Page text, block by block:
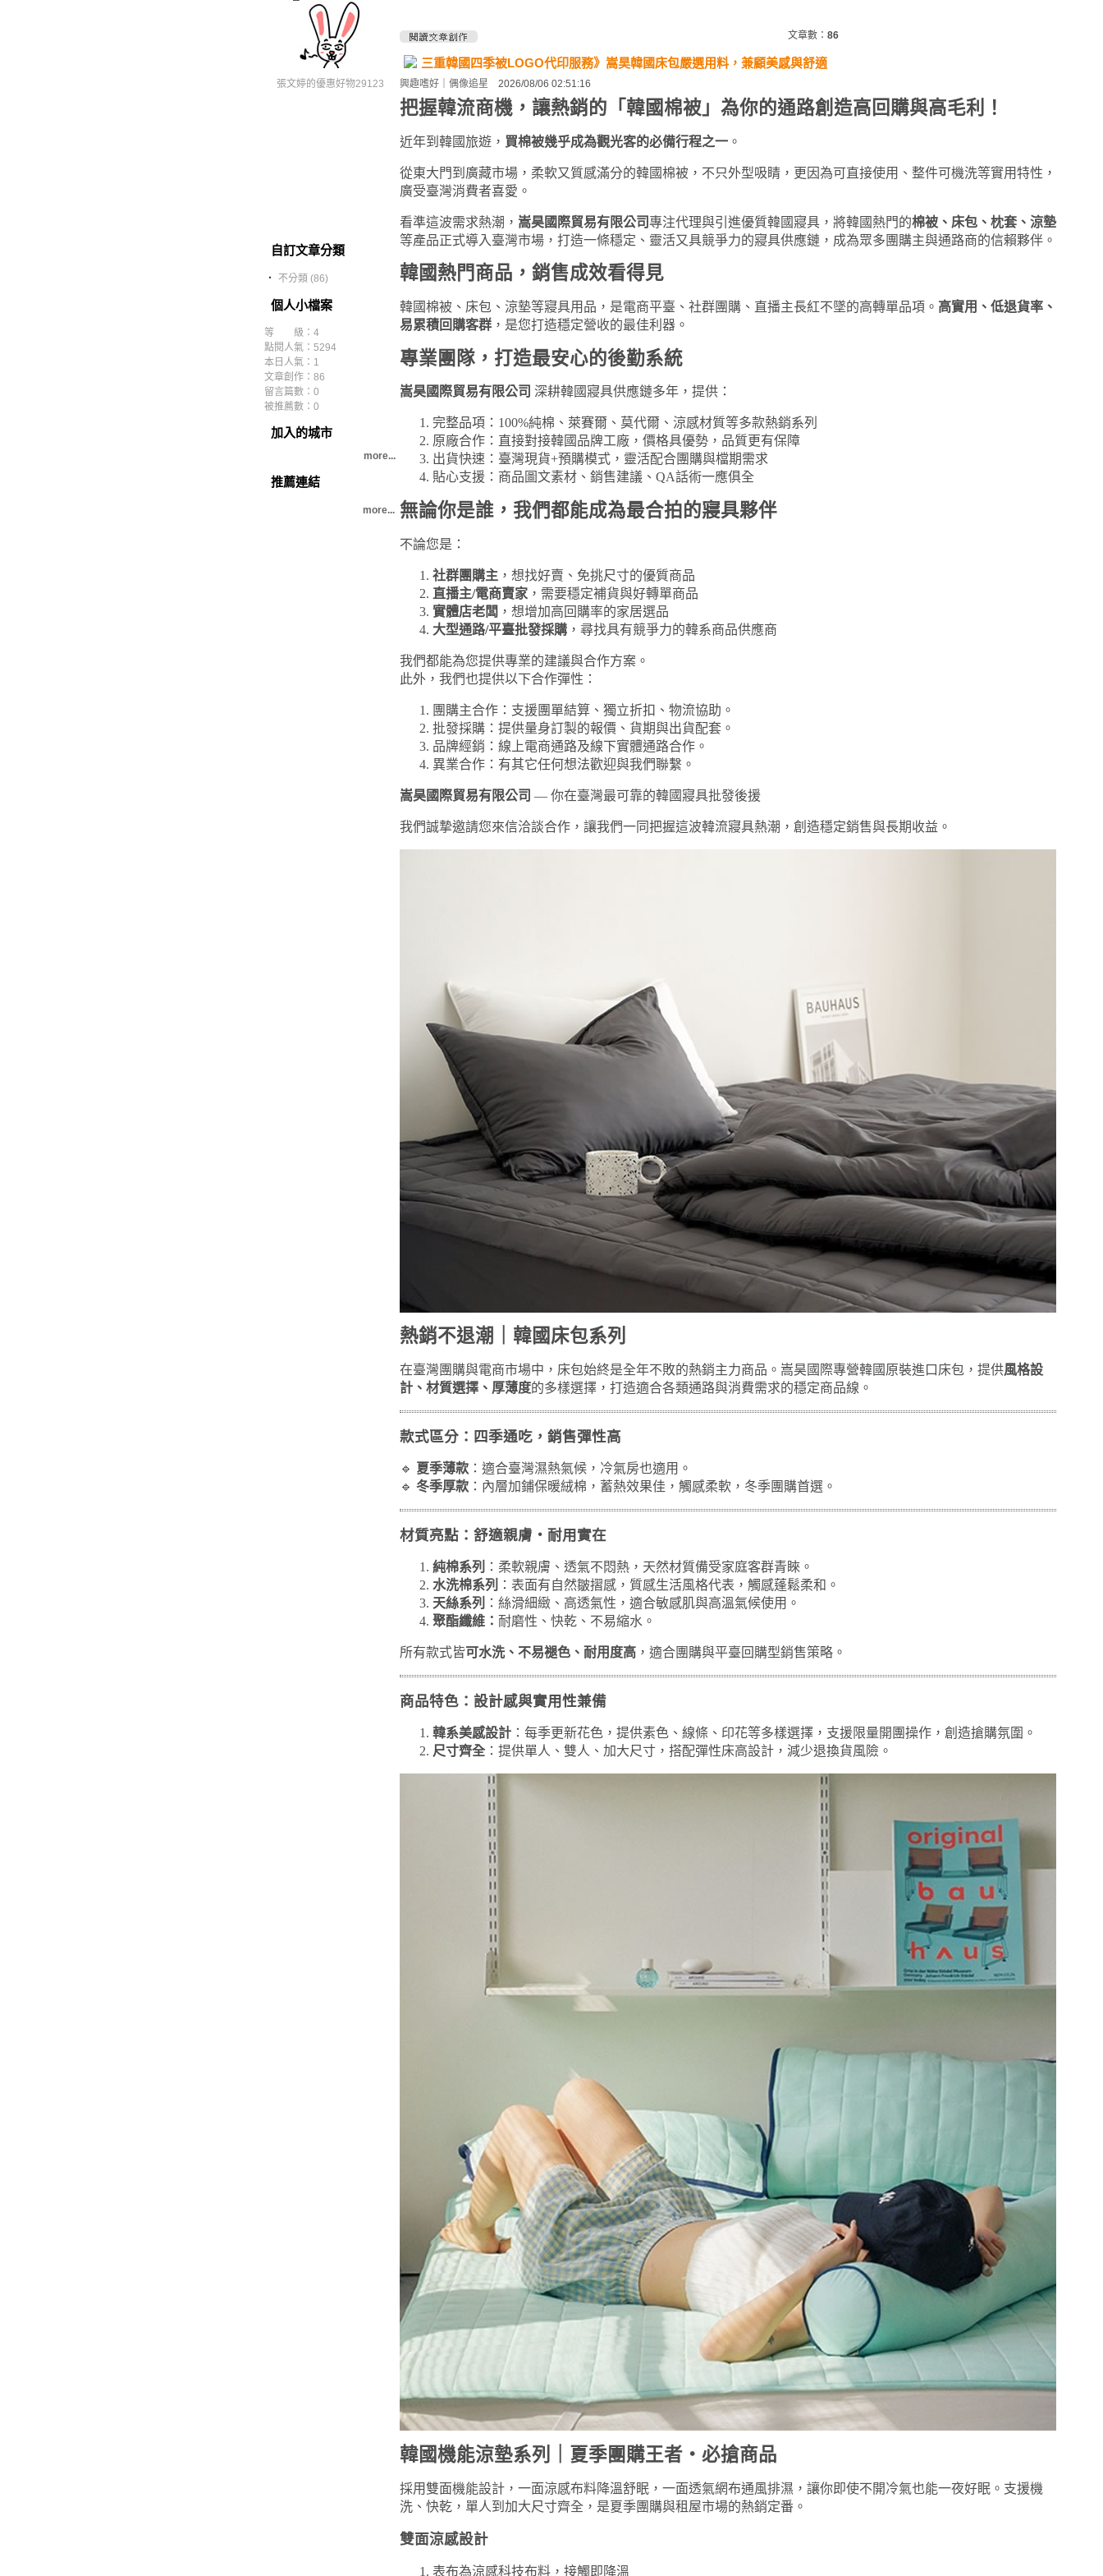
張文婷的優惠好物29123
自訂文章分類
‧ 不分類 (86)
個人小檔案
等 級：4
點閱人氣：5294
本日人氣：1
文章創作：86
留言篇數：0
被推薦數： 0
加入的城市
more...
推薦連結
more...
文章數： 86
三重韓國四季被LOGO代印服務》嵩昊韓國床包嚴選用料，兼顧美感與舒適
興趣嗜好 偶像追星 2026/08/06 02:51:16
把握韓流商機，讓熱銷的「韓國棉被」為你的通路創造高回購與高毛利！
近年到韓國旅遊， 買棉被幾乎成為觀光客的必備行程之一 。
從東大門到廣藏市場，柔軟又質感滿分的韓國棉被，不只外型吸睛，更因為可直接使用、整件可機洗等實用特性，
廣受臺灣消費者喜愛。
看準這波需求熱潮， 嵩昊國際貿易有限公司專注代理與引進優質韓國寢具，將韓國熱門的棉被、床包、枕套、涼墊
等產品正式導入臺灣市場，打造一條穩定、靈活又具競爭力的寢具供應鏈，成為眾多團購主與通路商的信賴夥伴。
韓國熱門商品，銷售成效看得見
韓國棉被、床包、涼墊等寢具用品，是電商平臺、社群團購、直播主長紅不墜的高轉單品項。 高實用、低退貨率、
易累積回購客群 ，是您打造穩定營收的最佳利器。
專業團隊，打造最安心的後勤系統
嵩昊國際貿易有限公司 深耕韓國寢具供應鏈多年，提供：
完整品項：100%純棉、萊賽爾、莫代爾、涼感材質等多款熱銷系列
原廠合作：直接對接韓國品牌工廠，價格具優勢，品質更有保障
出貨快速：臺灣現貨+預購模式，靈活配合團購與檔期需求
貼心支援：商品圖文素材、銷售建議、QA話術一應俱全
無論你是誰，我們都能成為最合拍的寢具夥伴
不論您是：
社群團購主 ，想找好賣、免挑尺寸的優質商品
直播主/電商賣家 ，需要穩定補貨與好轉單商品
實體店老闆 ，想增加高回購率的家居選品
大型通路/平臺批發採購 ，尋找具有競爭力的韓系商品供應商
我們都能為您提供專業的建議與合作方案。
此外，我們也提供以下合作彈性：
團購主合作：支援團單結算、獨立折扣、物流協助。
批發採購：提供量身訂製的報價、貨期與出貨配套。
品牌經銷：線上電商通路及線下實體通路合作。
異業合作：有其它任何想法歡迎與我們聯繫。
嵩昊國際貿易有限公司 — 你在臺灣最可靠的韓國寢具批發後援
我們誠摯邀請您來信洽談合作，讓我們一同把握這波韓流寢具熱潮，創造穩定銷售與長期收益。
熱銷不退潮｜韓國床包系列
在臺灣團購與電商市場中，床包始終是全年不敗的熱銷主力商品。嵩昊國際專營韓國原裝進口床包，提供風格設
計、材質選擇、厚薄度的多樣選擇，打造適合各類通路與消費需求的穩定商品線。
款式區分：四季通吃，銷售彈性高
🔹 夏季薄款 ：適合臺灣濕熱氣候，冷氣房也適用。
🔹 冬季厚款 ：內層加鋪保暖絨棉，蓄熱效果佳，觸感柔軟，冬季團購首選。
材質亮點：舒適親膚・耐用實在
純棉系列
：柔軟親膚、透氣不悶熱，天然材質備受家庭客群青睞。
水洗棉系列
：表面有自然皺摺感，質感生活風格代表，觸感蓬鬆柔和。
天絲系列
：絲滑細緻、高透氣性，適合敏感肌與高溫氣候使用。
聚酯纖維： 耐磨性、快乾、不易縮水。
所有款式皆可水洗、不易褪色、耐用度高 ，適合團購與平臺回購型銷售策略。
商品特色：設計感與實用性兼備
韓系美感設計 ：每季更新花色，提供素色、線條、印花等多樣選擇，支援限量開團操作，創造搶購氛圍。
尺寸齊全 ：提供單人、雙人、加大尺寸，搭配彈性床高設計，減少退換貨風險。
韓國機能涼墊系列｜夏季團購王者・必搶商品
採用雙面機能設計，一面涼感布料降溫舒眠，一面透氣網布通風排濕，讓你即使不開冷氣也能一夜好眠。支援機
洗、快乾，單人到加大尺寸齊全，是夏季團購與租屋市場的熱銷定番。
雙面涼感設計
表布為涼感科技布料，接觸即降溫